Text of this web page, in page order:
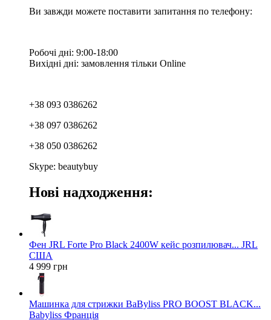
Ви завжди можете поставити запитання по телефону:
Робочі дні: 9:00-18:00
Вихідні дні: замовлення тільки Online
+38 093 0386262
+38 097 0386262
+38 050 0386262
Skype: beautybuy
Нові надходження:
Фен JRL Forte Pro Black 2400W кейс розпилювач... JRL
США
4 999 грн
Машинка для стрижки BaByliss PRO BOOST BLACK...
Babyliss Франція